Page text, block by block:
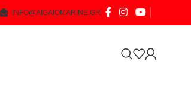
INFO@AIGAIOMARINE.GR